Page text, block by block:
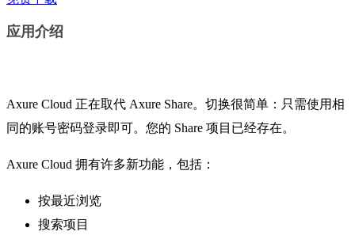
应用介绍
Axure Cloud 正在取代 Axure Share。切换很简单：只需使用相
同的账号密码登录即可。您的 Share 项目已经存在。
Axure Cloud 拥有许多新功能，包括：
按最近浏览
搜索项目